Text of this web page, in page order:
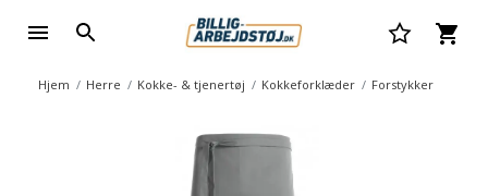
Hjem Herre Kokke- & tjenertøj Kokkeforklæder Forstykker